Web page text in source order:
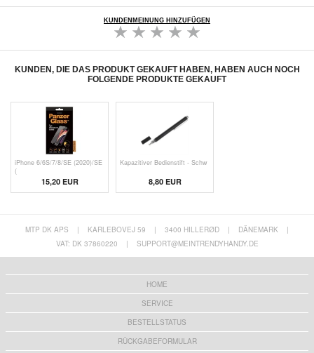
KUNDENMEINUNG HINZUFÜGEN
KUNDEN, DIE DAS PRODUKT GEKAUFT HABEN, HABEN AUCH NOCH
FOLGENDE PRODUKTE GEKAUFT
iPhone 6/6S/7/8/SE (2020)/SE
(
15,20 EUR
Kapazitiver Bedienstift - Schw
8,80 EUR
MTP DK APS | KARLEBOVEJ 59 | 3400 HILLERØD | DÄNEMARK
|
VAT: DK 37860220
| SUPPORT@MEINTRENDYHANDY.DE
HOME
SERVICE
BESTELLSTATUS
RÜCKGABEFORMULAR